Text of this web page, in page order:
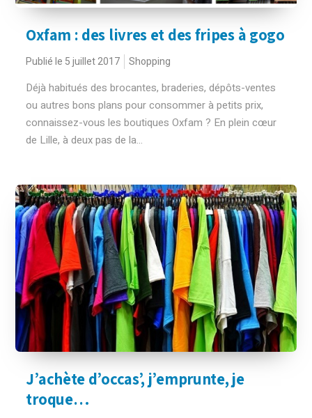
Oxfam : des livres et des fripes à gogo
Publié le 5 juillet 2017 Shopping
Déjà habitués des brocantes, braderies, dépôts-ventes
ou autres bons plans pour consommer à petits prix,
connaissez-vous les boutiques Oxfam ? En plein cœur
de Lille, à deux pas de la...
J’achète d’occas’, j’emprunte, je
troque…